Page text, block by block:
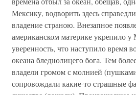
Мексику, водворить здесь
владение страною. Внезапное
американском материке укрепило
уверенность, что наступило время
океана бледнолицего бога. Тем
владели громом с молнией
сопровождали какие-то страшные